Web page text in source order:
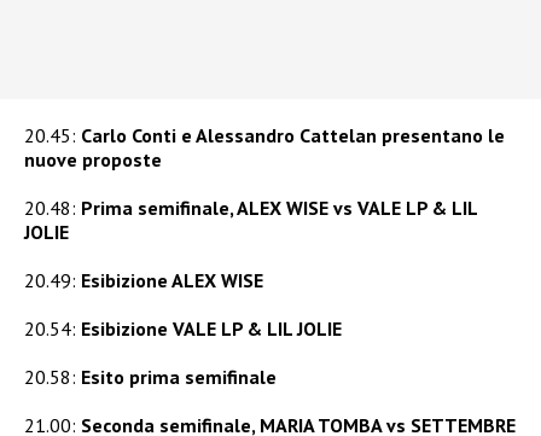
20.45: Carlo Conti e Alessandro Cattelan presentano le
nuove proposte
20.48: Prima semifinale, ALEX WISE vs VALE LP & LIL
JOLIE
20.49: Esibizione ALEX WISE
20.54: Esibizione VALE LP & LIL JOLIE
20.58: Esito prima semifinale
21.00: Seconda semifinale, MARIA TOMBA vs SETTEMBRE